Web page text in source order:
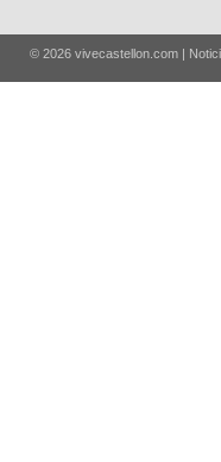
© 2026 vivecastellon.com |